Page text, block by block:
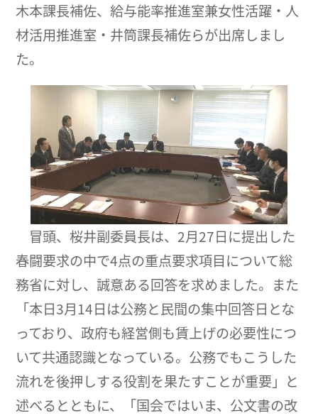
木本課長補佐、給与能率推進室兼女性活躍・人
材活用推進室・井筒課長補佐らが出席しまし
た。
冒頭、桜井副委員長は、2月27日に提出した
春闘要求の中で4点の重点要求項目について総
務省に対し、誠意ある回答を求めました。また
「本日3月14日は公務と民間の集中回答日とな
っており、政府も経営側も賃上げの必要性につ
いて共通認識となっている。公務でもこうした
流れを後押しする役割を果たすことが重要」と
述べるとともに、「国会ではいま、公文書の改